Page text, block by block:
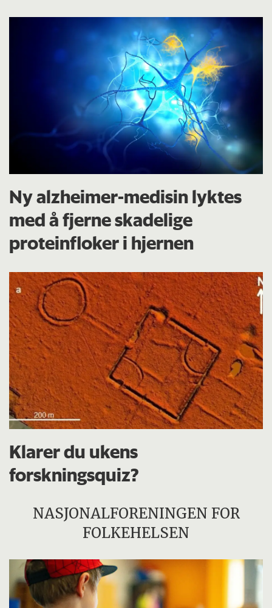
Ny alzheimer-medisin lyktes
med å fjerne skadelige
proteinfloker i hjernen
Klarer du ukens
forskningsquiz?
NASJONALFORENINGEN FOR
FOLKEHELSEN